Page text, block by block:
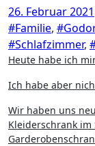
26. Februar 2021
#Familie,
#Schlafzimmer,
Heute habe ich
Ich habe aber
Wir haben uns
Kleiderschrank